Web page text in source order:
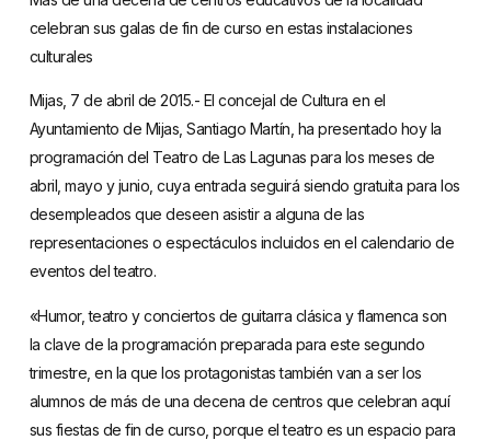
celebran sus galas de fin de curso en estas instalaciones
culturales
Mijas, 7 de abril de 2015.- El concejal de Cultura en el
Ayuntamiento de Mijas, Santiago Martín, ha presentado hoy la
programación del Teatro de Las Lagunas para los meses de
abril, mayo y junio, cuya entrada seguirá siendo gratuita para los
desempleados que deseen asistir a alguna de las
representaciones o espectáculos incluidos en el calendario de
eventos del teatro.
«Humor, teatro y conciertos de guitarra clásica y flamenca son
la clave de la programación preparada para este segundo
trimestre, en la que los protagonistas también van a ser los
alumnos de más de una decena de centros que celebran aquí
sus fiestas de fin de curso, porque el teatro es un espacio para